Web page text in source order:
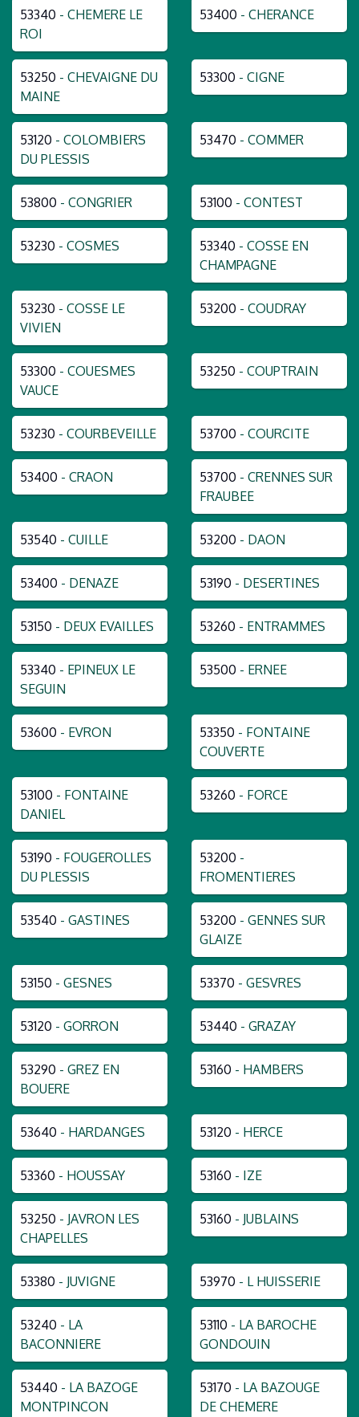
53340 - CHEMERE LE
ROI
53400 - CHERANCE
53250 - CHEVAIGNE DU
MAINE
53300 - CIGNE
53120 - COLOMBIERS
DU PLESSIS
53470 - COMMER
53800 - CONGRIER 53100 - CONTEST
53230 - COSMES 53340 - COSSE EN
CHAMPAGNE
53230 - COSSE LE
VIVIEN
53200 - COUDRAY
53300 - COUESMES
VAUCE
53250 - COUPTRAIN
53230 - COURBEVEILLE 53700 - COURCITE
53400 - CRAON 53700 - CRENNES SUR
FRAUBEE
53540 - CUILLE 53200 - DAON
53400 - DENAZE 53190 - DESERTINES
53150 - DEUX EVAILLES 53260 - ENTRAMMES
53340 - EPINEUX LE
SEGUIN
53500 - ERNEE
53600 - EVRON 53350 - FONTAINE
COUVERTE
53100 - FONTAINE
DANIEL
53260 - FORCE
53190 - FOUGEROLLES
DU PLESSIS
53200 -
FROMENTIERES
53540 - GASTINES 53200 - GENNES SUR
GLAIZE
53150 - GESNES 53370 - GESVRES
53120 - GORRON 53440 - GRAZAY
53290 - GREZ EN
BOUERE
53160 - HAMBERS
53640 - HARDANGES 53120 - HERCE
53360 - HOUSSAY 53160 - IZE
53250 - JAVRON LES
CHAPELLES
53160 - JUBLAINS
53380 - JUVIGNE 53970 - L HUISSERIE
53240 - LA
BACONNIERE
53110 - LA BAROCHE
GONDOUIN
53440 - LA BAZOGE
MONTPINCON
53170 - LA BAZOUGE
DE CHEMERE